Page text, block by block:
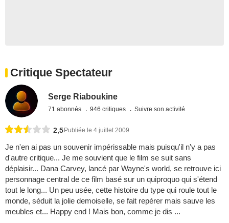
Critique Spectateur
Serge Riaboukine
71 abonnés 946 critiques Suivre son activité
2,5 Publiée le 4 juillet 2009
Je n'en ai pas un souvenir impérissable mais puisqu'il n'y a pas
d'autre critique... Je me souvient que le film se suit sans
déplaisir... Dana Carvey, lancé par Wayne's world, se retrouve ici
personnage central de ce film basé sur un quiproquo qui s'étend
tout le long... Un peu usée, cette histoire du type qui roule tout le
monde, séduit la jolie demoiselle, se fait repérer mais sauve les
meubles et... Happy end ! Mais bon, comme je dis ...